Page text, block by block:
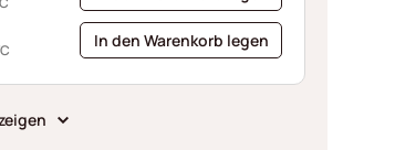
In den Warenkorb legen